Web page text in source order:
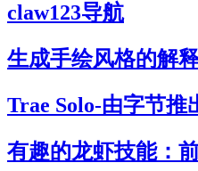
claw123导航
生成手绘风格的解
Trae Solo-由字节推
有趣的龙虾技能：